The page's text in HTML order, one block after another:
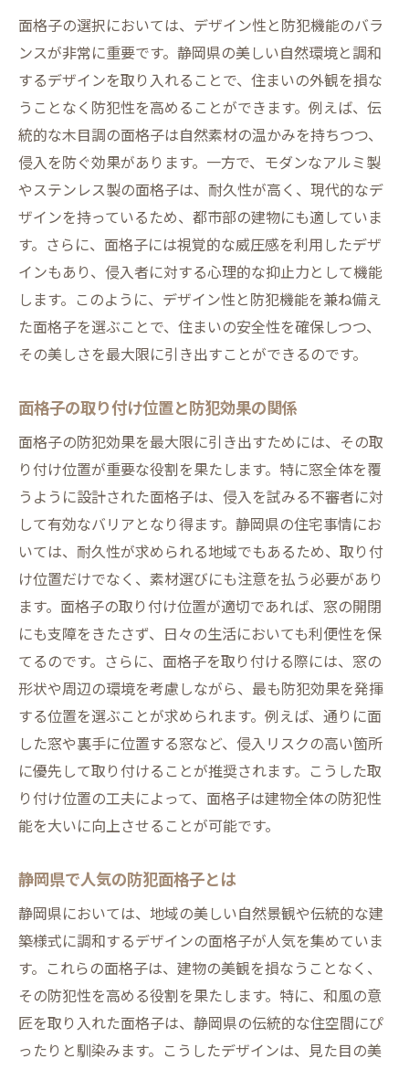
面格子の選択においては、デザイン性と防犯機能のバラ
ンスが非常に重要です。静岡県の美しい自然環境と調和
するデザインを取り入れることで、住まいの外観を損な
うことなく防犯性を高めることができます。例えば、伝
統的な木目調の面格子は自然素材の温かみを持ちつつ、
侵入を防ぐ効果があります。一方で、モダンなアルミ製
やステンレス製の面格子は、耐久性が高く、現代的なデ
ザインを持っているため、都市部の建物にも適していま
す。さらに、面格子には視覚的な威圧感を利用したデザ
インもあり、侵入者に対する心理的な抑止力として機能
します。このように、デザイン性と防犯機能を兼ね備え
た面格子を選ぶことで、住まいの安全性を確保しつつ、
その美しさを最大限に引き出すことができるのです。
面格子の取り付け位置と防犯効果の関係
面格子の防犯効果を最大限に引き出すためには、その取
り付け位置が重要な役割を果たします。特に窓全体を覆
うように設計された面格子は、侵入を試みる不審者に対
して有効なバリアとなり得ます。静岡県の住宅事情にお
いては、耐久性が求められる地域でもあるため、取り付
け位置だけでなく、素材選びにも注意を払う必要があり
ます。面格子の取り付け位置が適切であれば、窓の開閉
にも支障をきたさず、日々の生活においても利便性を保
てるのです。さらに、面格子を取り付ける際には、窓の
形状や周辺の環境を考慮しながら、最も防犯効果を発揮
する位置を選ぶことが求められます。例えば、通りに面
した窓や裏手に位置する窓など、侵入リスクの高い箇所
に優先して取り付けることが推奨されます。こうした取
り付け位置の工夫によって、面格子は建物全体の防犯性
能を大いに向上させることが可能です。
静岡県で人気の防犯面格子とは
静岡県においては、地域の美しい自然景観や伝統的な建
築様式に調和するデザインの面格子が人気を集めていま
す。これらの面格子は、建物の美観を損なうことなく、
その防犯性を高める役割を果たします。特に、和風の意
匠を取り入れた面格子は、静岡県の伝統的な住空間にぴ
ったりと馴染みます。こうしたデザインは、見た目の美